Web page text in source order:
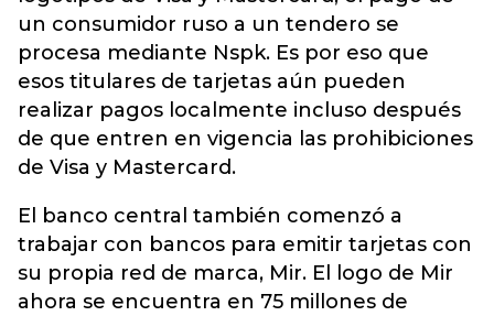
un consumidor ruso a un tendero se
procesa mediante Nspk. Es por eso que
esos titulares de tarjetas aún pueden
realizar pagos localmente incluso después
de que entren en vigencia las prohibiciones
de Visa y Mastercard.
El banco central también comenzó a
trabajar con bancos para emitir tarjetas con
su propia red de marca, Mir. El logo de Mir
ahora se encuentra en 75 millones de